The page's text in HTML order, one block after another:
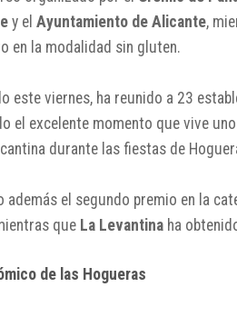
y el Ayuntamiento de Alicante,
en la modalidad sin gluten.
este viernes, ha reunido a 23
el excelente momento que vive
durante las fiestas de
además el segundo premio en la
que La Levantina ha
de las Hogueras